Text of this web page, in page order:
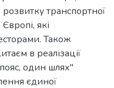
транспортної
які
Також
в реалізації
один шлях"
єдиної